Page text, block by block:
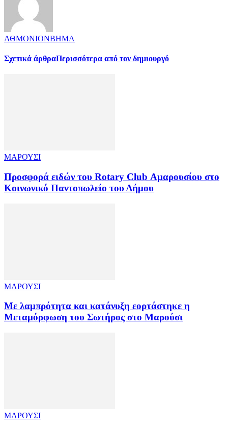
ΑΘΜΟΝΙΟΝΒΗΜΑ
Σχετικά άρθραΠερισσότερα από τον δημιουργό
ΜΑΡΟΥΣΙ
Προσφορά ειδών του Rotary Club Αμαρουσίου στο
Κοινωνικό Παντοπωλείο του Δήμου
ΜΑΡΟΥΣΙ
Με λαμπρότητα και κατάνυξη εορτάστηκε η
Μεταμόρφωση του Σωτήρος στο Μαρούσι
ΜΑΡΟΥΣΙ